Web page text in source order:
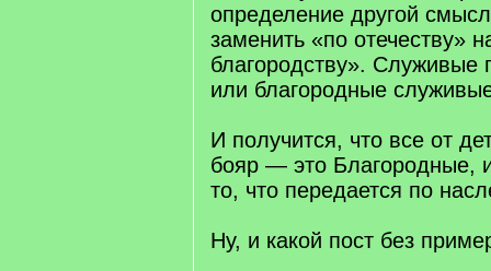
определение другой
заменить «по отечеству»
благородству». Служивые
или благородные
И получится, что все от
бояр — это Благородные,
то, что передается по
Ну, и какой пост без